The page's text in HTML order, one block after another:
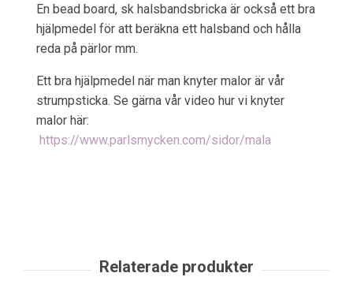
En bead board, sk halsbandsbricka är också ett bra
hjälpmedel för att beräkna ett halsband och hålla
reda på pärlor mm.
Ett bra hjälpmedel när man knyter malor är vår
strumpsticka. Se gärna vår video hur vi knyter
malor här:
https://www.parlsmycken.com/sidor/mala